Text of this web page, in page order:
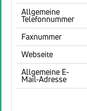
Allgemeine
Telefonnummer
Faxnummer
Webseite
Allgemeine E-
Mail-Adresse